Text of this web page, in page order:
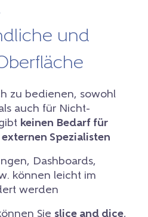
und
zu bedienen, sowohl
auch für Nicht-
keinen Bedarf für
Spezialisten
Dashboards,
können leicht im
werden
Sie slice and dice,